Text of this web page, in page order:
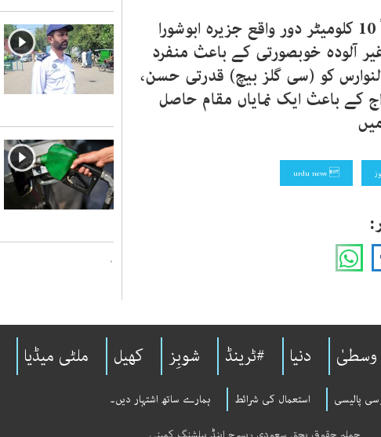
سعودی عرب میں جزائر فراسان سے تقریباً 10 کلومیٹر دور واقع جزیرہ ابوشورا
آلودہ خوبصورتی کے باعث منفرد
کو (سی گلز بیچ) قدرتی حسن،
کے باعث ایک نمایاں مقام حاصل
 urdu news
`
وسطیٰ دنیا #ٹرینڈ شوبِز کھیل ملٹی میڈیا
پالیسی استعمال کی شرائط ہمارے ساتھ اشتہار دیں۔